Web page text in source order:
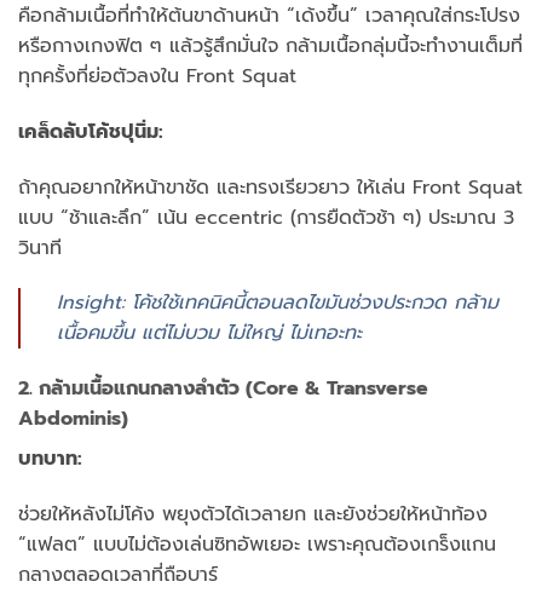
คือกล้ามเนื้อที่ทำให้ต้นขาด้านหน้า “เด้งขึ้น” เวลาคุณใส่กระโปรง
หรือกางเกงฟิต ๆ แล้วรู้สึกมั่นใจ กล้ามเนื้อกลุ่มนี้จะทำงานเต็มที่
ทุกครั้งที่ย่อตัวลงใน Front Squat
เคล็ดลับโค้ชปุนิ่ม:
ถ้าคุณอยากให้หน้าขาชัด และทรงเรียวยาว ให้เล่น Front Squat
แบบ “ช้าและลึก” เน้น eccentric (การยืดตัวช้า ๆ) ประมาณ 3
วินาที
Insight: โค้ชใช้เทคนิคนี้ตอนลดไขมันช่วงประกวด กล้าม
เนื้อคมขึ้น แต่ไม่บวม ไม่ใหญ่ ไม่เทอะทะ
2. กล้ามเนื้อแกนกลางลำตัว (Core & Transverse
Abdominis)
บทบาท:
ช่วยให้หลังไม่โค้ง พยุงตัวได้เวลายก และยังช่วยให้หน้าท้อง
“แฟลต” แบบไม่ต้องเล่นซิทอัพเยอะ เพราะคุณต้องเกร็งแกน
กลางตลอดเวลาที่ถือบาร์